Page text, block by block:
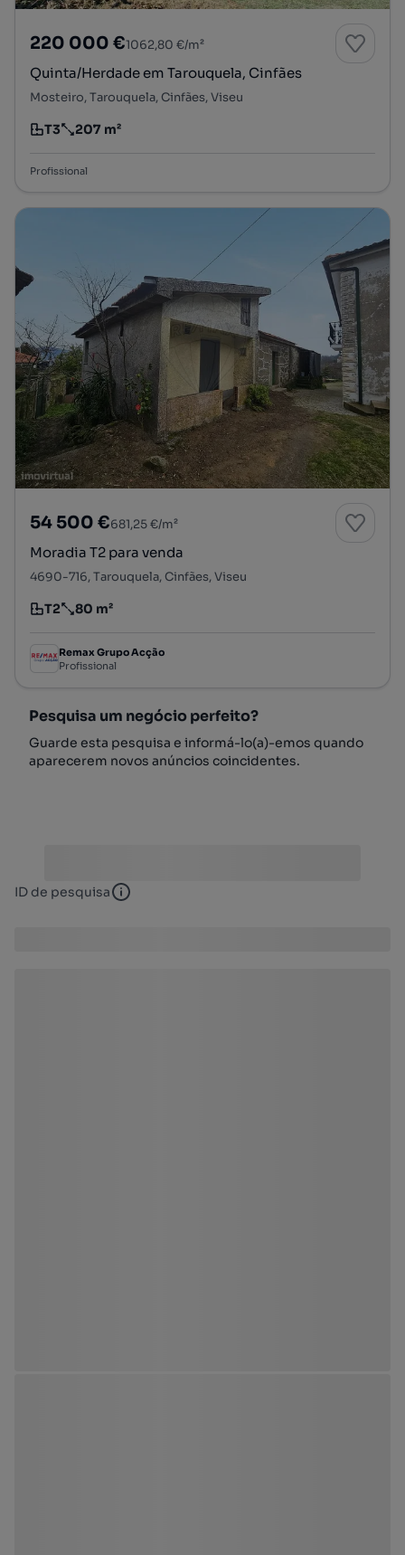
220 000 €1062,80 €/m²
Quinta/Herdade em Tarouquela, Cinfães
Mosteiro, Tarouquela, Cinfães, Viseu
Tipologia
T3
Preço por metro quadrado
207 m²
Profissional
54 500 €681,25 €/m²
Moradia T2 para venda
4690-716, Tarouquela, Cinfães, Viseu
Tipologia
T2
Preço por metro quadrado
80 m²
Remax Grupo Acção
Profissional
Pesquisa um negócio perfeito?
Guarde esta pesquisa e informá-lo(a)-emos quando
aparecerem novos anúncios coincidentes.
ID de pesquisa ID de pesquisa